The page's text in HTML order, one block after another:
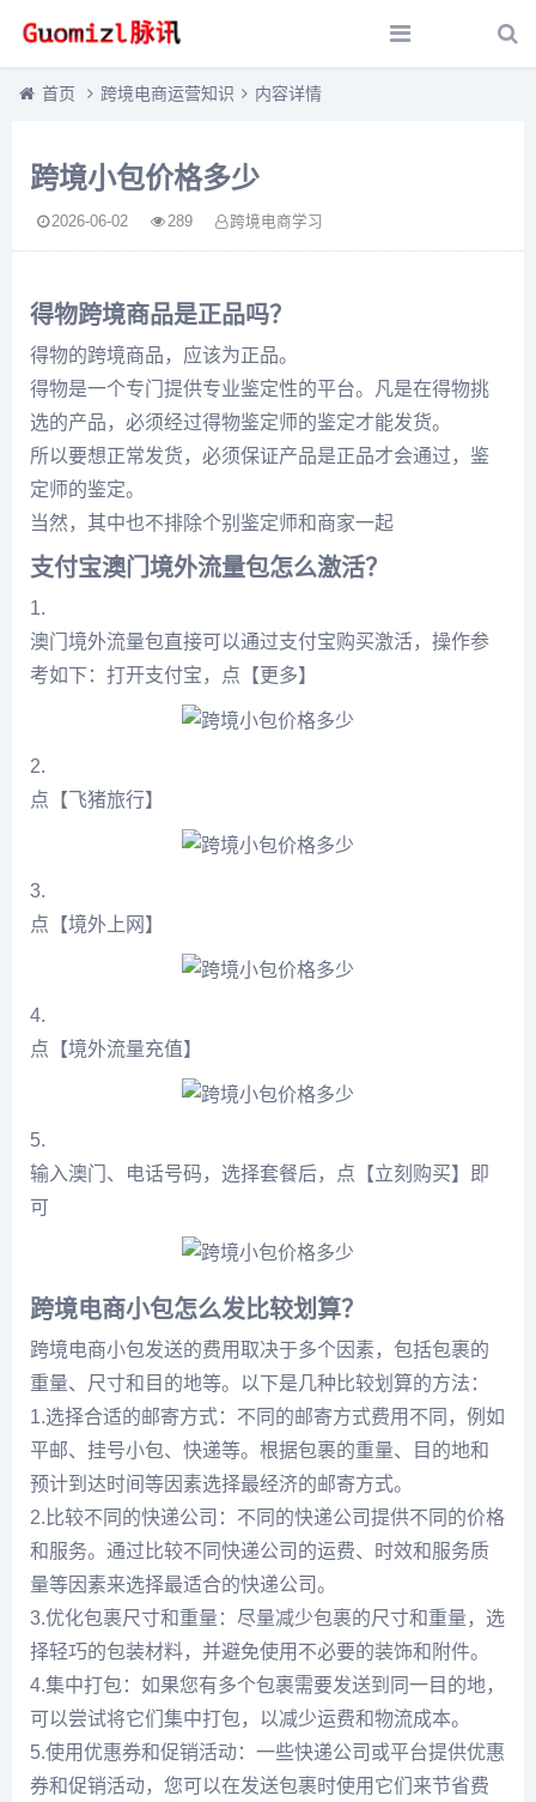
首页 跨境电商运营知识 内容详情
跨境小包价格多少
2026-06-02 289 跨境电商学习
得物跨境商品是正品吗？
得物的跨境商品，应该为正品。
得物是一个专门提供专业鉴定性的平台。凡是在得物挑
选的产品，必须经过得物鉴定师的鉴定才能发货。
所以要想正常发货，必须保证产品是正品才会通过，鉴
定师的鉴定。
当然，其中也不排除个别鉴定师和商家一起
支付宝澳门境外流量包怎么激活？
1.
澳门境外流量包直接可以通过支付宝购买激活，操作参
考如下：打开支付宝，点【更多】
2.
点【飞猪旅行】
3.
点【境外上网】
4.
点【境外流量充值】
5.
输入澳门、电话号码，选择套餐后，点【立刻购买】即
可
跨境电商小包怎么发比较划算？
跨境电商小包发送的费用取决于多个因素，包括包裹的
重量、尺寸和目的地等。以下是几种比较划算的方法：
1.选择合适的邮寄方式：不同的邮寄方式费用不同，例如
平邮、挂号小包、快递等。根据包裹的重量、目的地和
预计到达时间等因素选择最经济的邮寄方式。
2.比较不同的快递公司：不同的快递公司提供不同的价格
和服务。通过比较不同快递公司的运费、时效和服务质
量等因素来选择最适合的快递公司。
3.优化包裹尺寸和重量：尽量减少包裹的尺寸和重量，选
择轻巧的包装材料，并避免使用不必要的装饰和附件。
4.集中打包：如果您有多个包裹需要发送到同一目的地，
可以尝试将它们集中打包，以减少运费和物流成本。
5.使用优惠券和促销活动：一些快递公司或平台提供优惠
券和促销活动，您可以在发送包裹时使用它们来节省费